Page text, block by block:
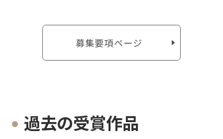
募集要項ページ
過去の受賞作品